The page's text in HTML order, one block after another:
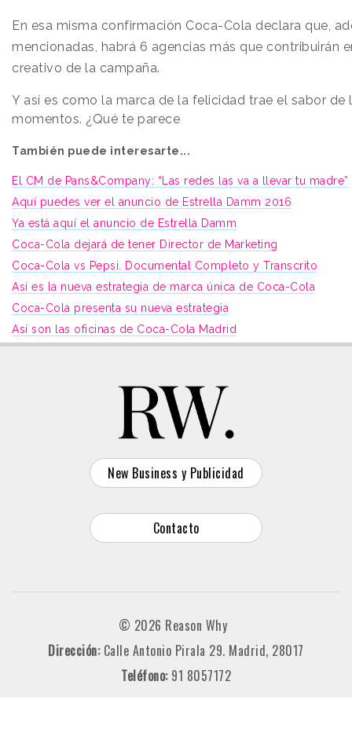
En esa misma confirmación Coca-Cola declara que,
mencionadas, habrá 6 agencias más que contribuirán
creativo de la campaña.
Y así es como la marca de la felicidad trae el sabor de
momentos. ¿Qué te parece
También puede interesarte...
El CM de Pans&Company: “Las redes las va a llevar tu madre”
Aquí puedes ver el anuncio de Estrella Damm 2016
Ya está aquí el anuncio de Estrella Damm
Coca-Cola dejará de tener Director de Marketing
Coca-Cola vs Pepsi. Documental Completo y Transcrito
Así es la nueva estrategia de marca única de Coca-Cola
Coca-Cola presenta su nueva estrategia
Así son las oficinas de Coca-Cola Madrid
New Business y Publicidad
Contacto
© 2026 Reason Why
Dirección: Calle Antonio Pirala 29. Madrid, 28017
Teléfono: 91 8057172